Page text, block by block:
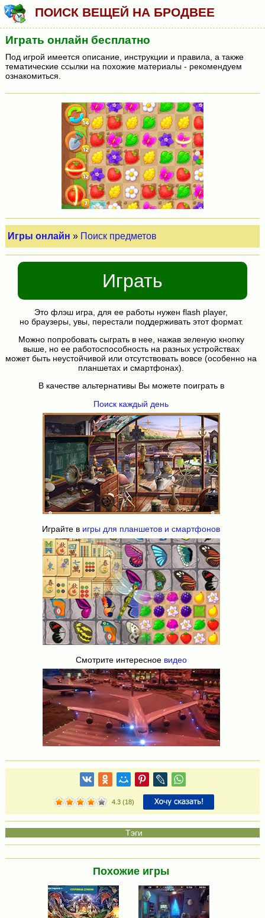
ПОИСК ВЕЩЕЙ НА БРОДВЕЕ
Играть онлайн бесплатно
Под игрой имеется описание, инструкции и правила, а также
тематические ссылки на похожие материалы - рекомендуем
ознакомиться.
Игры онлайн » Поиск предметов
Играть
Это флэш игра, для ее работы нужен flash player,
но браузеры, увы, перестали поддерживать этот формат.
Можно попробовать сыграть в нее, нажав зеленую кнопку
выше, но ее работоспособность на разных устройствах
может быть неустойчивой или отсутствовать вовсе (особенно на
планшетах и смартфонах).
В качестве альтернативы Вы можете поиграть в
Поиск каждый день
Играйте в игры для планшетов и смартфонов
Смотрите интересное видео
4.3(18)
Похожие игры